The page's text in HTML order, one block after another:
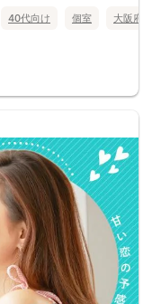
40代向け 個室 大阪府